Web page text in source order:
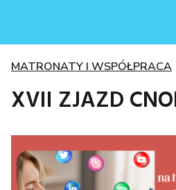
Kategorie
MATRONATY I WSPÓŁPRACA
XVII ZJAZD